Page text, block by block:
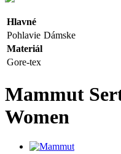
Hlavné
Pohlavie Dámske
Materiál
Gore-tex
Mammut
Women